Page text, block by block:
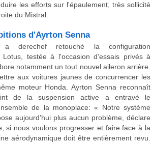
les efforts sur l'épaulement, très sollicité
du Mistral.
d'Ayrton Senna
a derechef retouché la configuration
Lotus, testée à l'occasion d'essais privés à
notamment un tout nouvel aileron arrière.
aux voitures jaunes de concurrencer les
moteur Honda. Ayrton Senna reconnaît
de la suspension active a entravé le
de la monoplace: « Notre système
aujourd'hui plus aucun problème, déclare
si nous voulons progresser et faire face à la
aérodynamique doit être entièrement revu.